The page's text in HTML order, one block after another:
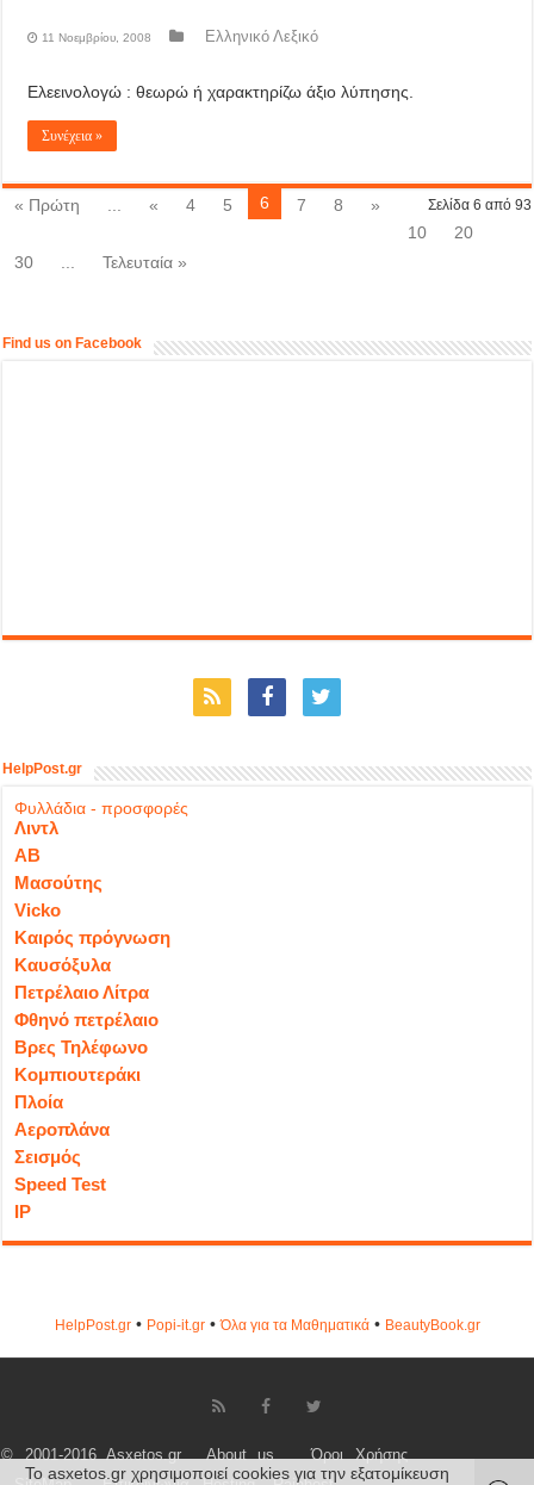
11 Νοεμβρίου, 2008 Ελληνικό Λεξικό
Ελεεινολογώ : θεωρώ ή χαρακτηρίζω άξιο λύπησης.
Συνέχεια »
Σελίδα 6 από 93
« Πρώτη « 4 5 6 7 8
»
10
20
30
Τελευταία »
Find us on Facebook
HelpPost.gr
Φυλλάδια - προσφορές
Λιντλ
ΑΒ
Μασούτης
Vicko
Καιρός πρόγνωση
Καυσόξυλα
Πετρέλαιο Λίτρα
Φθηνό πετρέλαιο
Βρες Τηλέφωνο
Κομπιουτεράκι
Πλοία
Αεροπλάνα
Σεισμός
Speed Test
IP
HelpPost.gr• Popi-it.gr•Όλα για τα Μαθηματικά• ΒeautyΒook.gr
© 2001-2016 Asxetos.gr About us
Όροι Χρήσης
Το asxetos.gr χρησιμοποιεί cookies για την εξατομίκευση